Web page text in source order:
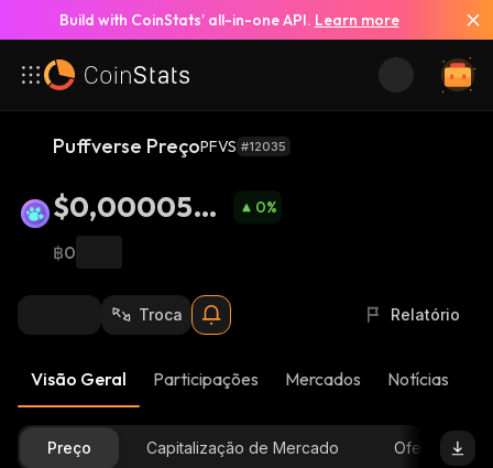
Build with CoinStats’ all-in-one API. Learn more
Puffverse PreçoPFVS #12035
$0,0000546
8
0%
฿0
Troca Relatório
Visão Geral Participações Mercados Notícias
Preço Capitalização de Mercado Oferta